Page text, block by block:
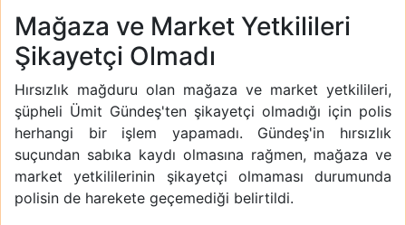
Mağaza ve Market Yetkilileri
Şikayetçi Olmadı
Hırsızlık mağduru olan mağaza ve market yetkilileri,
şüpheli Ümit Gündeş'ten şikayetçi olmadığı için polis
herhangi bir işlem yapamadı. Gündeş'in hırsızlık
suçundan sabıka kaydı olmasına rağmen, mağaza ve
market yetkililerinin şikayetçi olmaması durumunda
polisin de harekete geçemediği belirtildi.